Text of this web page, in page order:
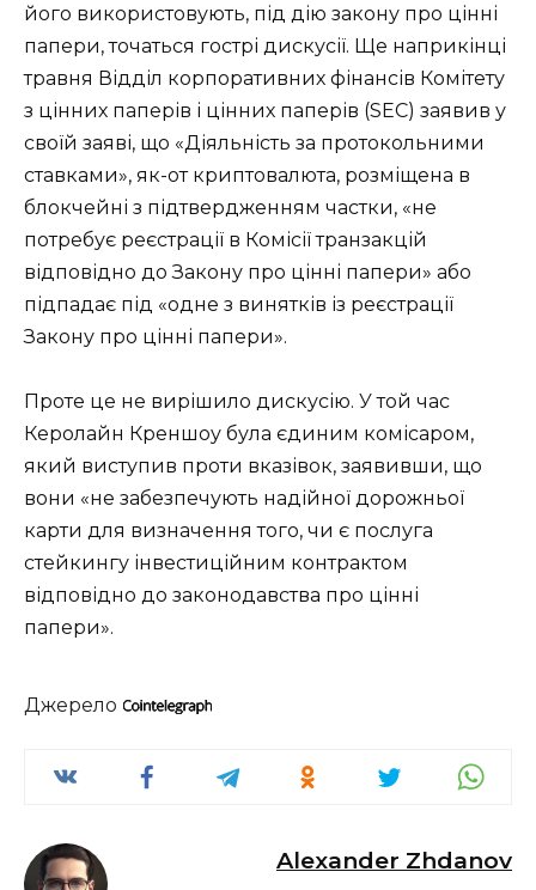
його використовують, під дію закону про цінні
папери, точаться гострі дискусії. Ще наприкінці
травня Відділ корпоративних фінансів Комітету
з цінних паперів і цінних паперів (SEC) заявив у
своїй заяві, що «Діяльність за протокольними
ставками», як-от криптовалюта, розміщена в
блокчейні з підтвердженням частки, «не
потребує реєстрації в Комісії транзакцій
відповідно до Закону про цінні папери» або
підпадає під «одне з винятків із реєстрації
Закону про цінні папери».
Проте це не вирішило дискусію. У той час
Керолайн Креншоу була єдиним комісаром,
який виступив проти вказівок, заявивши, що
вони «не забезпечують надійної дорожньої
карти для визначення того, чи є послуга
стейкингу інвестиційним контрактом
відповідно до законодавства про цінні
папери».
Джерело
Alexander Zhdanov